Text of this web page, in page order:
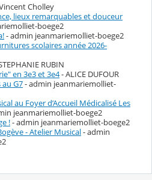
Cholley
lieux remarquables et douceur
boege2
- admin jeanmariemolliet-boege2
scolaires année 2026-
RUBIN
en 3e3 et 3e4- ALICE DUFOUR
au G7- admin jeanmariemolliet-
au Foyer d’Accueil Médicalisé Les
jeanmariemolliet-boege2
!- admin jeanmariemolliet-boege2
- Atelier Musical- admin